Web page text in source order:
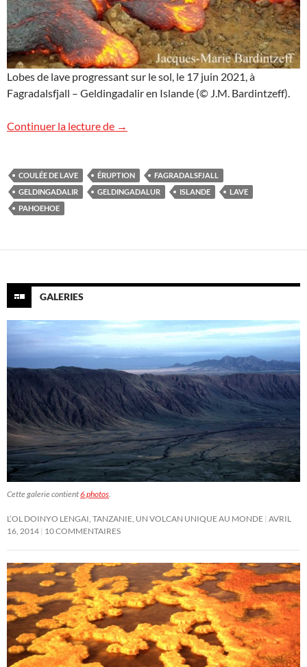
Lobes de lave progressant sur le sol, le 17 juin 2021, à
Fagradalsfjall – Geldingadalir en Islande (© J.M. Bardintzeff).
Continuer la lecture de Lobes de lave en Islande
→
COULÉE DE LAVE ÉRUPTION
FAGRADALSFJALL
GELDINGADALIR
GELDINGADALUR ISLANDE
LAVE
PAHOEHOE
GALERIES
Cette galerie contient6 photos.
L’OL DOINYO LENGAI, TANZANIE, UN VOLCAN UNIQUE AU MONDE AVRIL
16, 2014 10 COMMENTAIRES